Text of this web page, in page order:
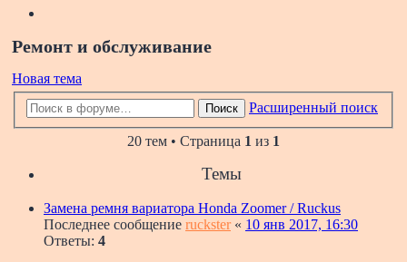
Ремонт и обслуживание
Новая тема
Поиск Расширенный поиск
20 тем • Страница 1 из 1
Темы
Замена ремня вариатора Honda Zoomer / Ruckus
Последнее сообщение ruckster« 10 янв 2017, 16:30
Ответы: 4